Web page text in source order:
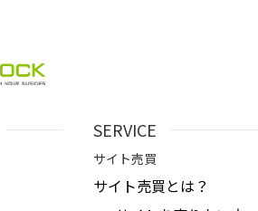
SERVICE
サイト売買
サイト売買とは？